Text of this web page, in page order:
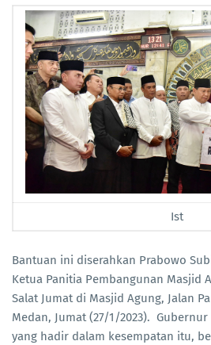
Ist
Bantuan ini diserahkan Prabowo
Ketua Panitia Pembangunan Masjid
Salat Jumat di Masjid Agung, Jalan
Medan, Jumat (27/1/2023).
yang hadir dalam kesempatan itu,